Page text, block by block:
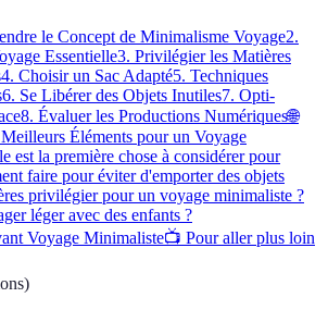
le Concept de Minimalisme Voyage2.
Essentielle3. Privilégier les Matières
4. Choisir un Sac Adapté5. Techniques
6. Se Libérer des Objets Inutiles7. Opti-
8. Évaluer les Productions Numériques🌐
Éléments pour un Voyage
est la première chose à considérer pour
faire pour éviter d'emporter des objets
privilégier pour un voyage minimaliste ?
léger avec des enfants ?
Voyage Minimaliste📺 Pour aller plus loin
)